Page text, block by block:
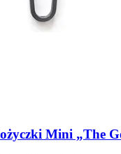
Mini „The